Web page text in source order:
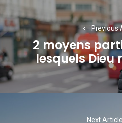
de
l’article
Previous
2 moyens
lesquels Dieu
Next Article